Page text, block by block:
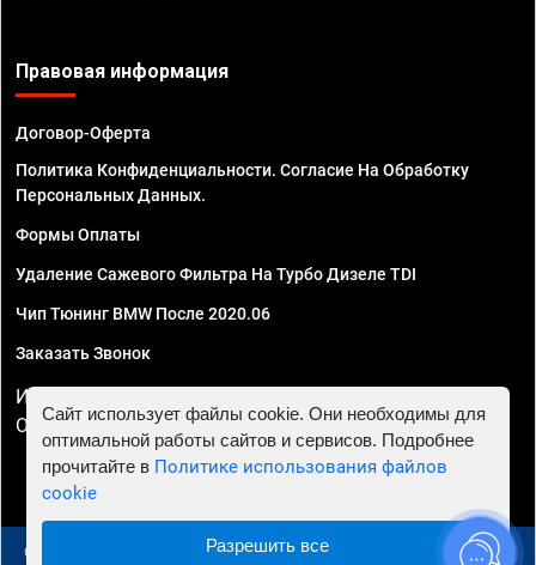
Правовая информация
Договор-Оферта
Политика Конфиденциальности. Согласие На Обработку
Персональных Данных.
Формы Оплаты
Удаление Сажевого Фильтра На Турбо Дизеле TDI
Чип Тюнинг BMW После 2020.06
Заказать Звонок
ИП Смирнов Георгий Павлович. ИНН 781302555843,
ОГРНИП 324470400032610
© 2010 - 2026 Чип тюнинг в Москве и МО - Автосервис
Сайт использует файлы cookie. Они необходимы для
оптимальной работы сайтов и сервисов. Подробнее
прочитайте в Политике использования файлов
cookie
Разрешить все